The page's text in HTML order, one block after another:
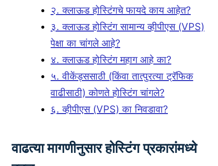
२. क्लाऊड होस्टिंगचे फायदे काय आहेत?
३. क्लाऊड होस्टिंग सामान्य व्हीपीएस (VPS)
पेक्षा का चांगले आहे?
४. क्लाऊड होस्टिंग महाग आहे का?
५. वीकेंड्ससाठी (किंवा तात्पुरत्या ट्रॅफिक
वाढीसाठी) कोणते होस्टिंग चांगले?
६. व्हीपीएस (VPS) का निवडावा?
वाढत्या मागणीनुसार होस्टिंग प्रकारांमध्ये